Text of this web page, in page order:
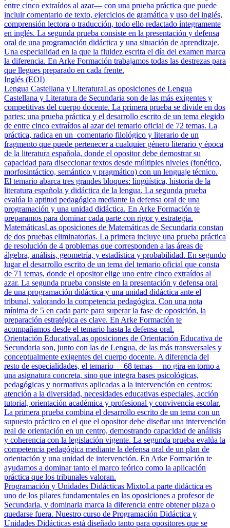
entre cinco extraídos al azar— con una prueba práctica que puede
incluir comentario de texto, ejercicios de gramática y uso del inglés,
comprensión lectora o traducción, todo ello redactado íntegramente
en inglés. La segunda prueba consiste en la presentación y defensa
oral de una programación didáctica y una situación de aprendizaje.
Una especialidad en la que la fluidez escrita el día del examen marca
la diferencia. En Arke Formación trabajamos todas las destrezas para
que llegues preparado en cada frente.
Inglés (EOI)
Lengua Castellana y LiteraturaLas oposiciones de Lengua
Castellana y Literatura de Secundaria son de las más exigentes y
competitivas del cuerpo docente. La primera prueba se divide en dos
partes: una prueba práctica y el desarrollo escrito de un tema elegido
de entre cinco extraídos al azar del temario oficial de 72 temas. La
práctica, radica en un comentario filológico y literario de un
fragmento que puede pertenecer a cualquier género literario y época
de la literatura española, donde el opositor debe demostrar su
capacidad para diseccionar textos desde múltiples niveles (fonético,
morfosintáctico, semántico y pragmático) con un lenguaje técnico.
El temario abarca tres grandes bloques: lingüística, historia de la
literatura española y didáctica de la lengua. La segunda prueba
evalúa la aptitud pedagógica mediante la defensa oral de una
programación y una unidad didáctica. En Arke Formación te
preparamos para dominar cada parte con rigor y estrategia.
MatemáticasLas oposiciones de Matemáticas de Secundaria constan
de dos pruebas eliminatorias. La primera incluye una prueba práctica
de resolución de 4 problemas que corresponden a las áreas de
álgebra, análisis, geometría, y estadística y probabilidad. En segundo
lugar el desarrollo escrito de un tema del temario oficial que consta
de 71 temas, donde el opositor elige uno entre cinco extraídos al
azar. La segunda prueba consiste en la presentación y defensa oral
de una programación didáctica y una unidad didáctica ante el
tribunal, valorando la competencia pedagógica. Con una nota
mínima de 5 en cada parte para superar la fase de oposición, la
preparación estratégica es clave. En Arke Formación te
acompañamos desde el temario hasta la defensa oral.
Orientación EducativaLas oposiciones de Orientación Educativa de
Secundaria son, junto con las de Lengua, de las más transversales y
conceptualmente exigentes del cuerpo docente. A diferencia del
resto de especialidades, el temario —68 temas— no gira en torno a
una asignatura concreta, sino que integra bases psicológicas,
pedagógicas y normativas aplicadas a la intervención en centros:
atención a la diversidad, necesidades educativas especiales, acción
tutorial, orientación académica y profesional y convivencia escolar.
La primera prueba combina el desarrollo escrito de un tema con un
supuesto práctico en el que el opositor debe diseñar una intervención
real de orientación en un centro, demostrando capacidad de análisis
y coherencia con la legislación vigente. La segunda prueba evalúa la
competencia pedagógica mediante la defensa oral de un plan de
orientación y una unidad de intervención. En Arke Formación te
ayudamos a dominar tanto el marco teórico como la aplicación
práctica que los tribunales valoran.
Programación y Unidades Didácticas MixtoLa parte didáctica es
uno de los pilares fundamentales en las oposiciones a profesor de
Secundaria, y dominarla marca la diferencia entre obtener plaza o
quedarse fuera. Nuestro curso de Programación Didáctica y
Unidades Didácticas está diseñado tanto para opositores que se